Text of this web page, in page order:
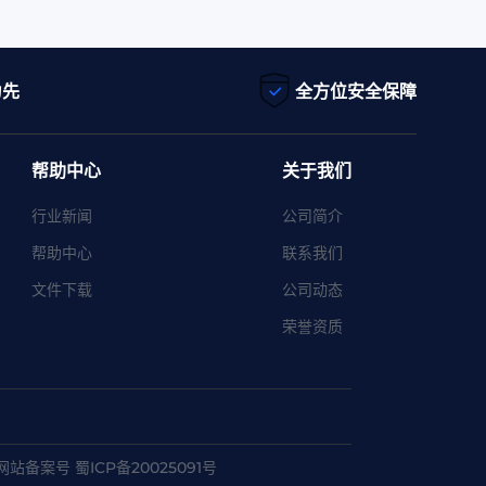
全方位安全保障
帮助中心
行业新闻
帮助中心
文件下载
关于我们
公司简介
联系我们
公司动态
荣誉资质
站备案号 蜀ICP备20025091号